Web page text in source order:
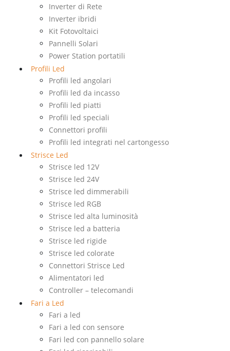
Inverter di Rete
Inverter ibridi
Kit Fotovoltaici
Pannelli Solari
Power Station portatili
Profili Led
Profili led angolari
Profili led da incasso
Profili led piatti
Profili led speciali
Connettori profili
Profili led integrati nel cartongesso
Strisce Led
Strisce led 12V
Strisce led 24V
Strisce led dimmerabili
Strisce led RGB
Strisce led alta luminosità
Strisce led a batteria
Strisce led rigide
Strisce led colorate
Connettori Strisce Led
Alimentatori led
Controller – telecomandi
Fari a Led
Fari a led
Fari a led con sensore
Fari led con pannello solare